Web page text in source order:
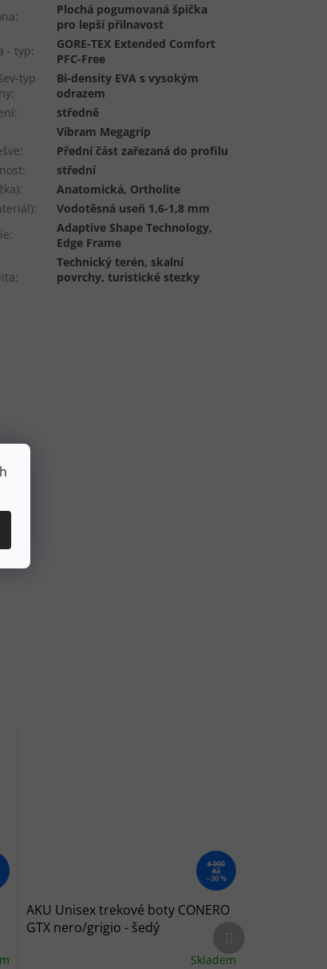
:
Plochá pogumovaná špička
pro lepší přilnavost
- typ:
GORE-TEX Extended Comfort
PFC-Free
typ
:
Bi-density EVA s vysokým
odrazem
:
středně
Vibram Megagrip
:
Přední část zařezaná do profilu
:
střední
:
Anatomická, Ortholite
:
Vodotěsná useň 1,6-1,8 mm
:
Adaptive Shape Technology,
Edge Frame
:
Technický terén, skalní
povrchy, turistické stezky
6 090
Kč
–30 %
AKU Unisex trekové boty CONERO
GTX nero/grigio - šedý
Skladem